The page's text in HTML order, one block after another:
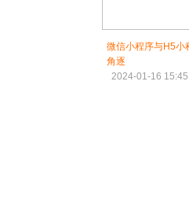
微信小程序与H5小
角逐
2024-01-16 15:45